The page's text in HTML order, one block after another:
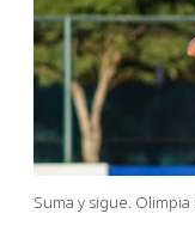
Suma y sigue.